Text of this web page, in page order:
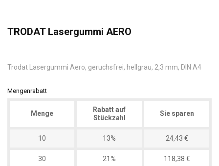
TRODAT Lasergummi AERO
Trodat Lasergummi Aero, geruchsfrei, hellgrau, 2,3 mm, DIN A4
Mengenrabatt
Menge
Rabatt auf
Stückzahl
Sie sparen
10 13% 24,43 €
30 21% 118,38 €